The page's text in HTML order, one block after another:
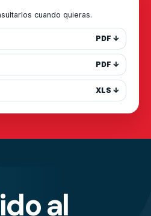
cuando quieras.
PDF ↓
PDF ↓
XLS ↓
al